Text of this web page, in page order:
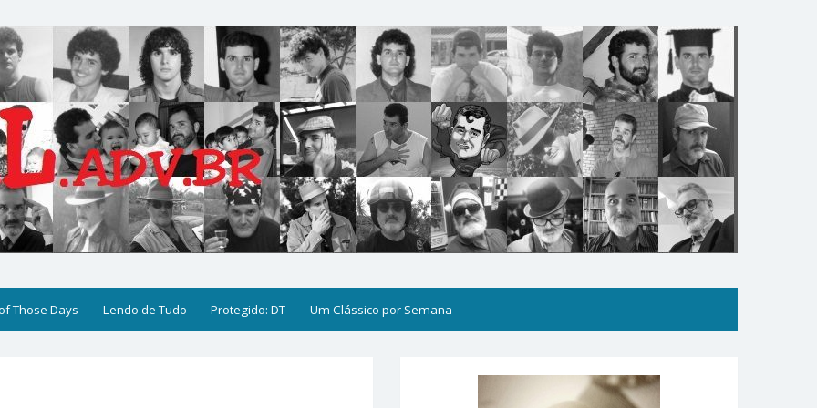
Those Days Lendo de Tudo Protegido: DT Um Clássico por Semana